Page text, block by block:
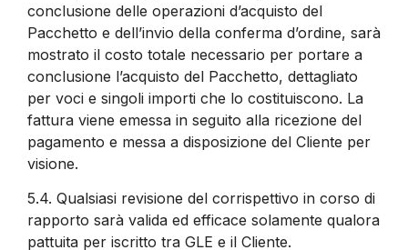
conclusione delle operazioni d’acquisto del
Pacchetto e dell’invio della conferma d’ordine, sarà
mostrato il costo totale necessario per portare a
conclusione l’acquisto del Pacchetto, dettagliato
per voci e singoli importi che lo costituiscono. La
fattura viene emessa in seguito alla ricezione del
pagamento e messa a disposizione del Cliente per
visione.
5.4. Qualsiasi revisione del corrispettivo in corso di
rapporto sarà valida ed efficace solamente qualora
pattuita per iscritto tra GLE e il Cliente.